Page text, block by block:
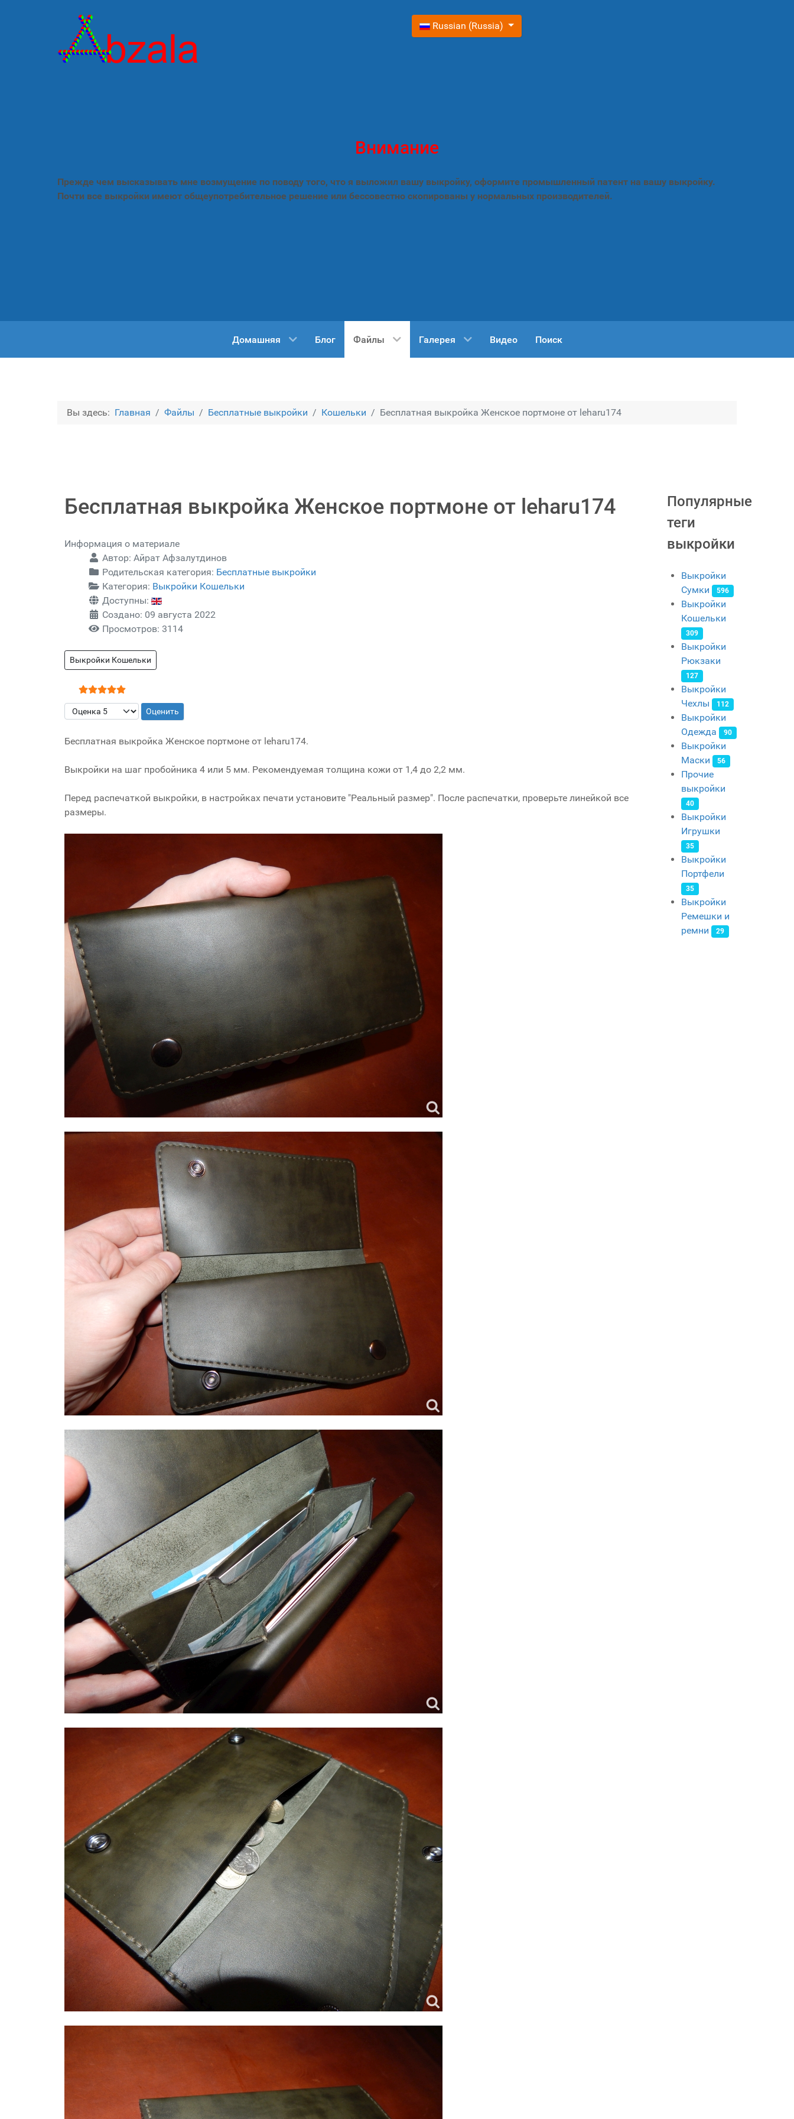
Выберите язык
Russian (Russia)
Внимание
Прежде чем высказывать мне возмущение по поводу того, что я выложил вашу выкройку, оформите промышленный патент на вашу выкройку.
Почти все выкройки имеют общеупотребительное решение или бессовестно скопированы у нормальных производителей.
Домашняя Блог Файлы Галерея Видео Поиск
Вы здесь: Главная Файлы Бесплатные выкройки Кошельки Бесплатная выкройка Женское портмоне от leharu174
Бесплатная выкройка Женское портмоне от leharu174
Информация о материале
Автор: Айрат Афзалутдинов
Родительская категория: Бесплатные выкройки
Категория: Выкройки Кошельки
Доступны:
Создано: 09 августа 2022
Просмотров: 3114
Выкройки Кошельки
Рейтинг:5/5
Пожалуйста, оцените
Бесплатная выкройка Женское портмоне от leharu174.
Выкройки на шаг пробойника 4 или 5 мм. Рекомендуемая толщина кожи от 1,4 до 2,2 мм.
Перед распечаткой выкройки, в настройках печати установите "Реальный размер". После распечатки, проверьте линейкой все
размеры.
Популярные
теги
выкройки
Выкройки
Сумки
596
Выкройки
Кошельки
309
Выкройки
Рюкзаки
127
Выкройки
Чехлы
112
Выкройки
Одежда
90
Выкройки
Маски
56
Прочие
выкройки
40
Выкройки
Игрушки
35
Выкройки
Портфели
35
Выкройки
Ремешки и
ремни
29